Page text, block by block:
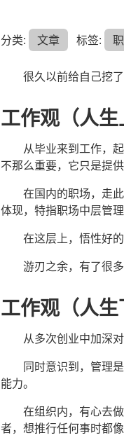
分类: 文章 标签:
很久以前给自己挖
工作观（人生
从毕业来到工作，
不那么重要，它只是提
在国内的职场，走
体现，特指职场中层管理
在这层上，悟性好
游刃之余，有了很
工作观（人生
从多次创业中加深
同时意识到，管理
能力。
在组织内，有心去
者，想推行任何事时都